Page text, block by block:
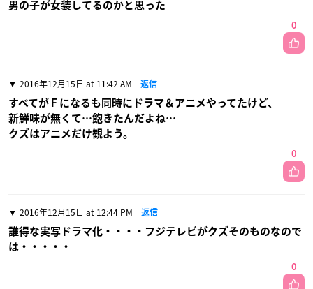
男の子が女装してるのかと思った
0
2016年12月15日 at 11:42 AM 返信
すべてがＦになるも同時にドラマ＆アニメやってたけど、
新鮮味が無くて…飽きたんだよね…
クズはアニメだけ観よう。
0
2016年12月15日 at 12:44 PM 返信
誰得な実写ドラマ化・・・・フジテレビがクズそのものなので
は・・・・・
0